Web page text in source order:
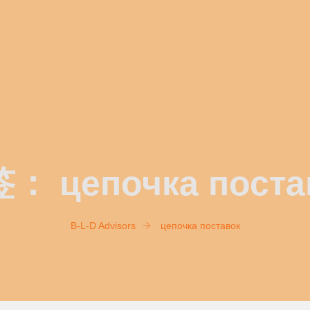
： цепочка
B-L-D Advisors цепочка поставок